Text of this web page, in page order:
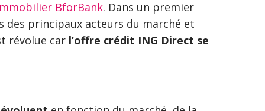
BforBank. Dans un premier
des principaux acteurs du marché et
révolue car l’offre crédit ING Direct se